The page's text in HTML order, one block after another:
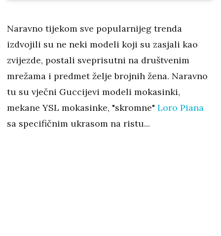
Naravno tijekom sve popularnijeg trenda
izdvojili su ne neki modeli koji su zasjali kao
zvijezde, postali sveprisutni na društvenim
mrežama i predmet želje brojnih žena. Naravno
tu su vječni Guccijevi modeli mokasinki,
mekane YSL mokasinke, "skromne" Loro Piana
sa specifičnim ukrasom na ristu...